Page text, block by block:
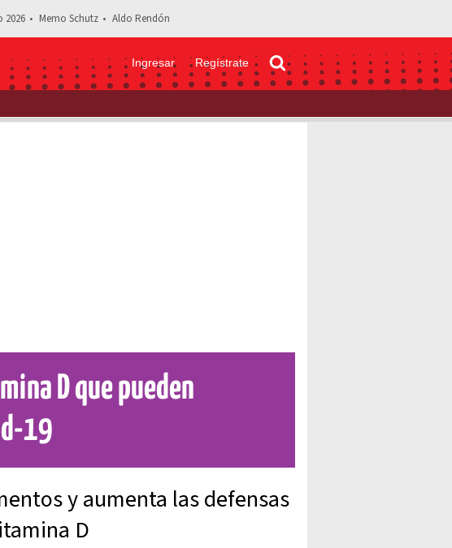
2026 Memo Schutz Aldo Rendón
Ingresar Regístrate
Estás leyendo: Alimentos con vitamina D que pueden protegerte del covid-19
D que pueden
19
y aumenta las defensas
D